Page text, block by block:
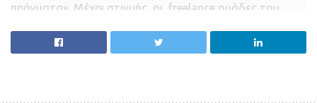
πράγματα». Μέχρι στιγμής, οι freelance ομάδες του
κυμαίνονται από λογισμικό κατασκευής εμβολίων έως